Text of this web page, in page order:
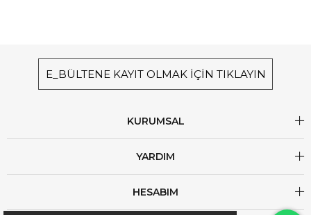
E_BÜLTENE KAYIT OLMAK İÇİN TIKLAYIN
KURUMSAL
YARDIM
HESABIM